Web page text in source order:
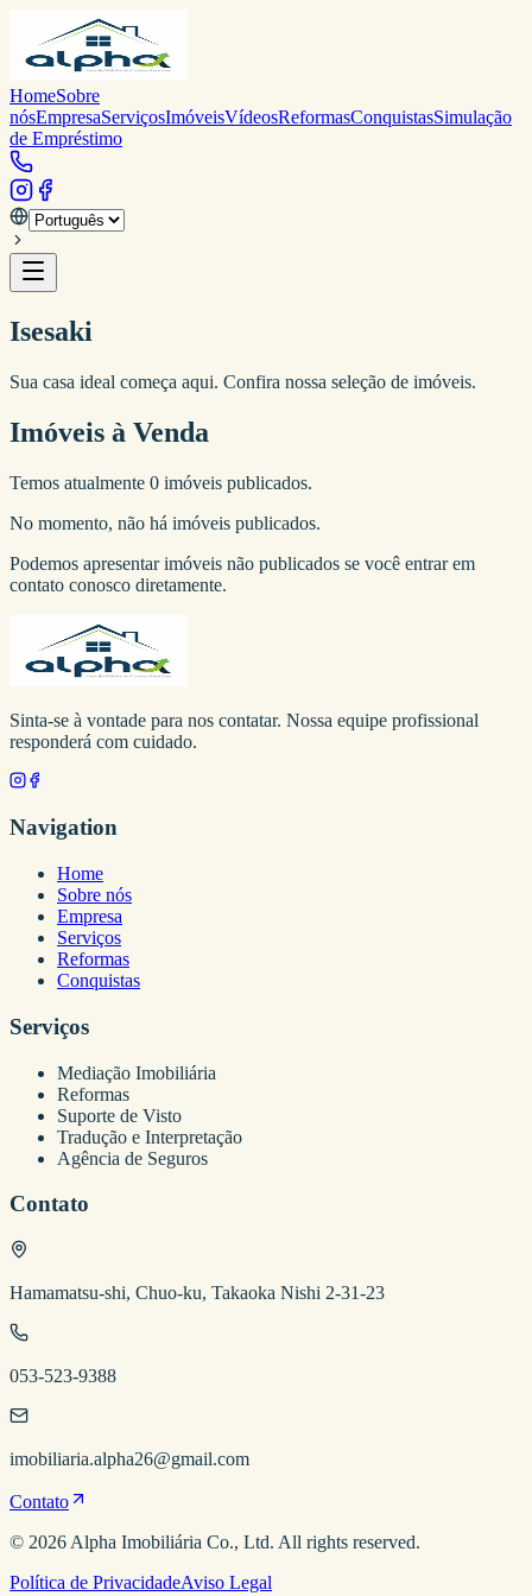
HomeSobre
nósEmpresaServiçosImóveisVídeosReformasConquistasSimulação
de Empréstimo
Isesaki
Sua casa ideal começa aqui. Confira nossa seleção de imóveis.
Imóveis à Venda
Temos atualmente 0 imóveis publicados.
No momento, não há imóveis publicados.
Podemos apresentar imóveis não publicados se você entrar em
contato conosco diretamente.
Sinta-se à vontade para nos contatar. Nossa equipe profissional
responderá com cuidado.
Navigation
Home
Sobre nós
Empresa
Serviços
Reformas
Conquistas
Serviços
Mediação Imobiliária
Reformas
Suporte de Visto
Tradução e Interpretação
Agência de Seguros
Contato
Hamamatsu-shi, Chuo-ku, Takaoka Nishi 2-31-23
053-523-9388
imobiliaria.alpha26@gmail.com
Contato
© 2026 Alpha Imobiliária Co., Ltd. All rights reserved.
Política de PrivacidadeAviso Legal